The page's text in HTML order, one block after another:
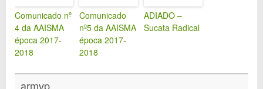
Comunicado nº
4 da AAISMA
época 2017-
2018
Comunicado
nº5 da AAISMA
época 2017-
2018
ADIADO –
Sucata Radical
armvp